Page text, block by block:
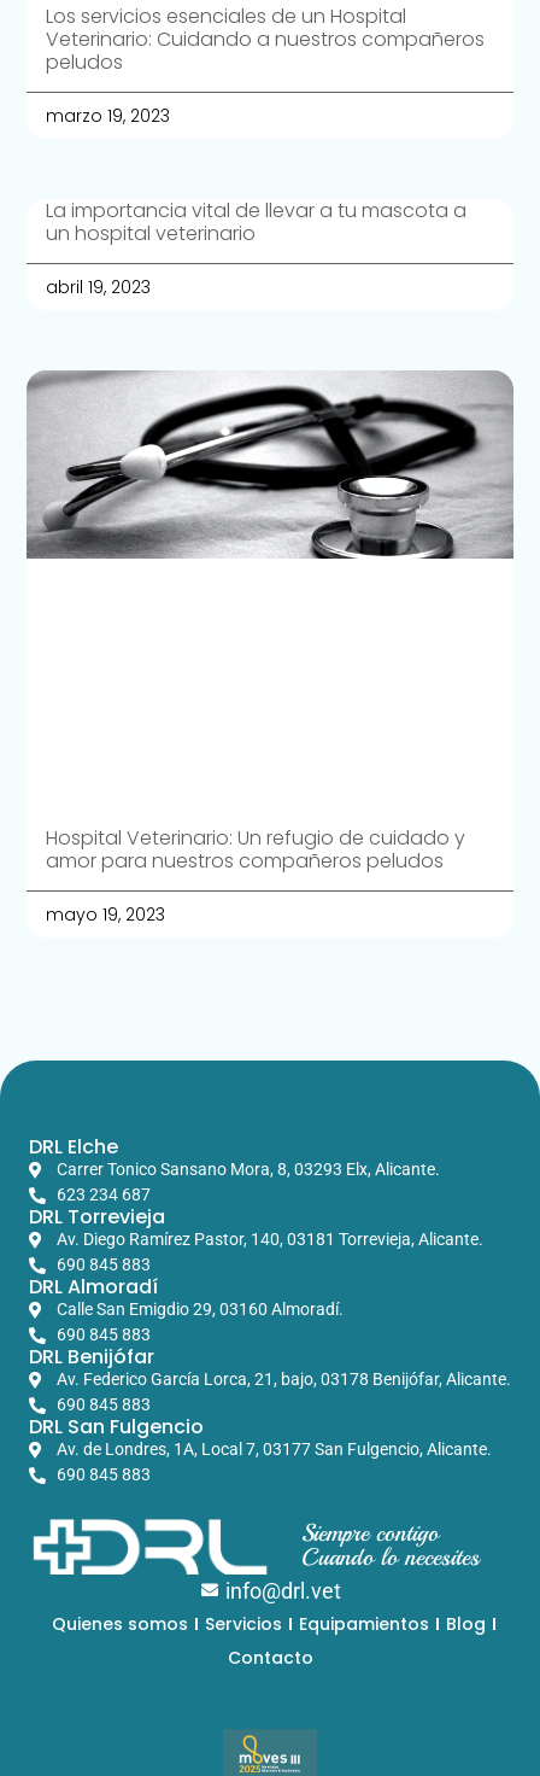
Los servicios esenciales de un Hospital
Veterinario: Cuidando a nuestros compañeros
peludos
marzo 19, 2023
La importancia vital de llevar a tu mascota a
un hospital veterinario
abril 19, 2023
Hospital Veterinario: Un refugio de cuidado y
amor para nuestros compañeros peludos
mayo 19, 2023
DRL Elche
Carrer Tonico Sansano Mora, 8, 03293 Elx, Alicante.​
623 234 687
DRL Torrevieja
Av. Diego Ramírez Pastor, 140, 03181 Torrevieja, Alicante.
690 845 883
DRL Almoradí
Calle San Emigdio 29, 03160 Almoradí.
690 845 883
DRL Benijófar
Av. Federico García Lorca, 21, bajo, 03178 Benijófar, Alicante.
690 845 883
DRL San Fulgencio
Av. de Londres, 1A, Local 7, 03177 San Fulgencio, Alicante.
690 845 883
Siempre contigo
Cuando lo necesites
info@drl.vet
Quienes somos Servicios Equipamientos
Blog
Contacto